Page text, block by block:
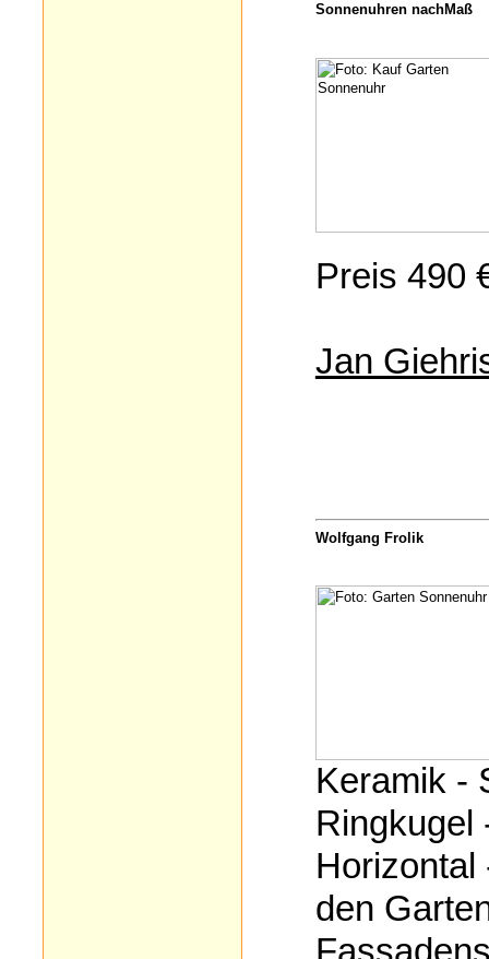
Sonnenuhren nachMaß
Preis 490
Jan
Wolfgang Frolik
Keramik -
Ringkugel
Horizontal
den